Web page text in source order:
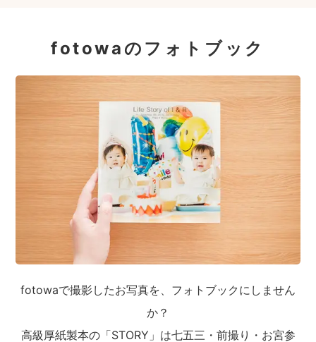
fotowaのフォトブック
fotowaで撮影したお写真を、フォトブックにしません
か？
高級厚紙製本の「STORY」は七五三・前撮り・お宮参